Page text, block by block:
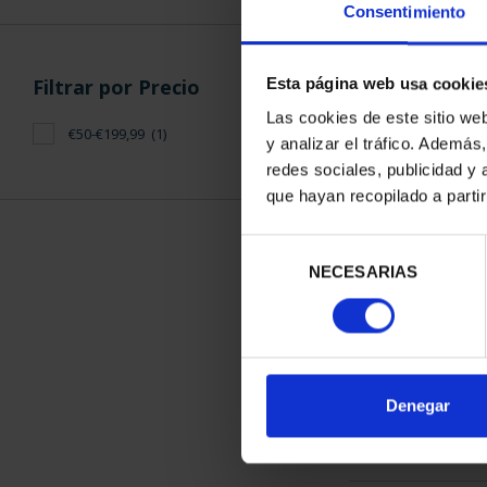
Consentimiento
Esta página web usa
Las cookies de este sitio
y analizar el tráfico.
redes sociales, publicidad y
que hayan recopilado a
consentimiento
NECESARIAS
Denegar
Filtrar por Precio
€50-€199,99 (1)
MARÍA DE
ORDENAR POR: